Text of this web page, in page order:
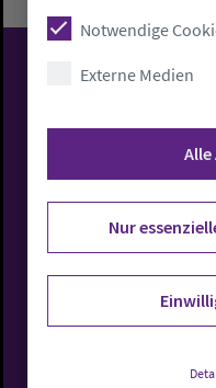
Kirche
Notwendige
Externe Medien
Nur